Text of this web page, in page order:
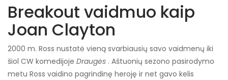
Breakout vaidmuo kaip
Joan Clayton
2000 m. Ross nustatė vieną svarbiausių savo vaidmenų iki
šiol CW komedijoje Draugės . Aštuonių sezono pasirodymo
metu Ross vaidino pagrindinę heroję ir net gavo kelis